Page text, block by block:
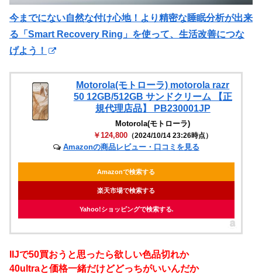
今までにない自然な付け心地！より精密な睡眠分析が出来
る「Smart Recovery Ring」を使って、生活改善につな
げよう！
Motorola(モトローラ) motorola razr
50 12GB/512GB サンドクリーム 【正
規代理店品】 PB230001JP
Motorola(モトローラ)
￥124,800 （2024/10/14 23:26時点）
Amazonの商品レビュー・口コミを見る
Amazonで検索する
楽天市場で検索する
Yahoo!ショッピングで検索する
IIJで50買おうと思ったら欲しい色品切れか
40ultraと価格一緒だけどどっちがいいんだか